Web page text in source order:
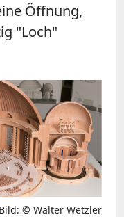
Öffnung,
"Loch"
Bild: © Walter Wetzler